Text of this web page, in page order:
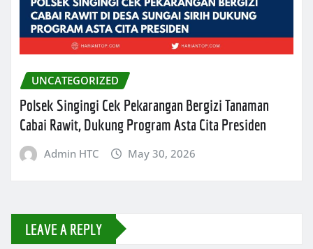
UNCATEGORIZED
Polsek Singingi Cek Pekarangan Bergizi Tanaman
Cabai Rawit, Dukung Program Asta Cita Presiden
Admin HTC May 30, 2026
LEAVE A REPLY